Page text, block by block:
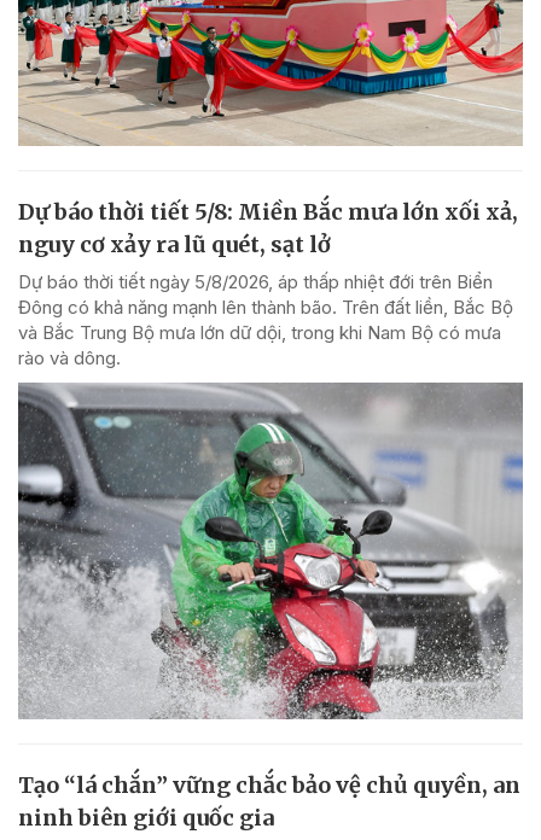
Dự báo thời tiết 5/8: Miền Bắc mưa lớn xối xả,
nguy cơ xảy ra lũ quét, sạt lở
Dự báo thời tiết ngày 5/8/2026, áp thấp nhiệt đới trên Biển
Đông có khả năng mạnh lên thành bão. Trên đất liền, Bắc Bộ
và Bắc Trung Bộ mưa lớn dữ dội, trong khi Nam Bộ có mưa
rào và dông.
Tạo “lá chắn” vững chắc bảo vệ chủ quyền, an
ninh biên giới quốc gia